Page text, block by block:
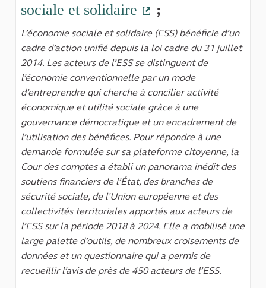
sociale et solidaire
(Lien externe)
;
L’économie sociale et solidaire (ESS) bénéficie d’un
cadre d’action unifié depuis la loi cadre du 31 juillet
2014. Les acteurs de l’ESS se distinguent de
l’économie conventionnelle par un mode
d’entreprendre qui cherche à concilier activité
économique et utilité sociale grâce à une
gouvernance démocratique et un encadrement de
l’utilisation des bénéfices. Pour répondre à une
demande formulée sur sa plateforme citoyenne, la
Cour des comptes a établi un panorama inédit des
soutiens financiers de l’État, des branches de
sécurité sociale, de l’Union européenne et des
collectivités territoriales apportés aux acteurs de
l’ESS sur la période 2018 à 2024. Elle a mobilisé une
large palette d’outils, de nombreux croisements de
données et un questionnaire qui a permis de
recueillir l’avis de près de 450 acteurs de l’ESS.